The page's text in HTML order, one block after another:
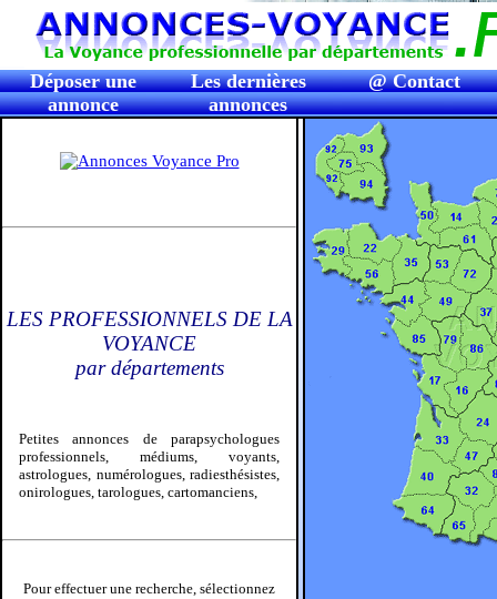
Déposer une
annonce
Les dernières
annonces
@ Contact
LES PROFESSIONNELS DE LA
VOYANCE
par départements
Petites annonces de parapsychologues
professionnels, médiums, voyants,
astrologues, numérologues, radiesthésistes,
onirologues, tarologues, cartomanciens,
Pour effectuer une recherche, sélectionnez